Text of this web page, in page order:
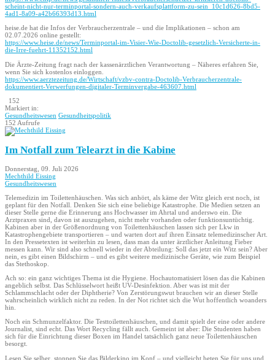
scheint-nicht-nur-terminportal-sondern-auch-verkaufsplattform-zu-sein_10c1d626-8bd5-
4ad1-8a09-a42b66393d13.html
heise.de hat die Infos der Verbraucherzentrale – und die Implikationen – schon am
02.07.2026 online gestellt:
https://www.heise.de/news/Terminportal-im-Visier-Wie-Doctolib-gesetzlich-Versicherte-in-
die-Irre-fuehrt-11352152.html
Die Ärzte-Zeitung fragt nach der kassenärztlichen Verantwortung – Näheres erfahren Sie,
wenn Sie sich kostenlos einloggen.
https://www.aerztezeitung.de/Wirtschaft/vzbv-contra-Doctolib-Verbraucherzentrale-
dokumentiert-Verwerfungen-digitaler-Terminvergabe-463607.html
152
Markiert in:
Gesundheitswesen Gesundheitspolitik
152 Aufrufe
Im Notfall zum Telearzt in die Kabine
Donnerstag, 09. Juli 2026
Mechthild Eissing
Gesundheitswesen
Telemedizin im Toilettenhäuschen. Was sich anhört, als käme der Witz gleich erst noch, ist
geplant für den Notfall. Denken Sie sich eine beliebige Katastrophe. Die Medien setzen an
dieser Stelle gerne die Erinnerung ans Hochwasser im Ahrtal und anderswo ein. Die
Arztpraxen sind, davon ist auszugehen, nicht mehr vorhanden oder funktionsuntüchtig.
Kabinen aber in der Größenordnung von Toilettenhäuschen lassen sich per Lkw in
Katastrophengebiete transportieren – und warten dort auf ihren Einsatz telemedizinscher Art.
In den Pressetexten ist weiterhin zu lesen, dass man da unter ärztlicher Anleitung Fieber
messen kann. Wir sind also schnell wieder in der Abteilung: Soll das jetzt ein Witz sein? Aber
nein, es gibt einen Bildschirm – und es gibt weitere medizinische Geräte, wie zum Beispiel
das Stethoskop.
Ach so: ein ganz wichtiges Thema ist die Hygiene. Hochautomatisiert lösen das die Kabinen
angeblich selbst. Das Schlüsselwort heißt UV-Desinfektion. Aber was ist mit der
Schlammschlacht oder der Diphtherie? Von Zerstörungswut brauchen wir an dieser Stelle
wahrscheinlich wirklich nicht zu reden. In der Not richtet sich die Wut hoffentlich woanders
hin.
Noch ein Schmunzelfaktor. Die Testtoilettenhäuschen, und damit spielt der eine oder andere
Journalist, sind echt. Das Wort Recycling fällt auch. Gemeint ist aber: Die Studenten haben
sich für die Einrichtung dieser Boxen im Handel tatsächlich ganz neue Toilettenhäuschen
besorgt.
Lesen Sie selber, stoppen Sie das Bilderkino im Kopf – und vielleicht beten Sie für uns und